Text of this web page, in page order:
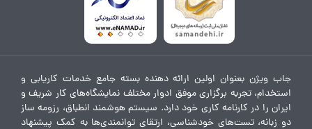
جاب ویژن بعنوان اولین ارائه دهنده بسته جامع خدمات کاریابی و
استخدام، تجربه برگزاری موفق ادوار مختلف نمایشگاه‌های کار شریف و
ایران را در کارنامه کاری خود دارد. سیستم هوشمند انطباق، رزومه ساز
دو زبانه، تست‌های خودشناسی، ارتقای توانمندی‌ها به کمک پیشنهاد